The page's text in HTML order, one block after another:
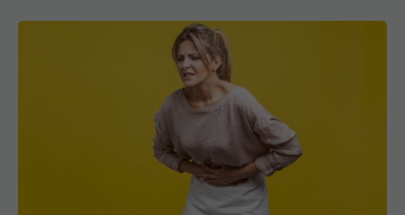
severe se confundă durerea de stomac